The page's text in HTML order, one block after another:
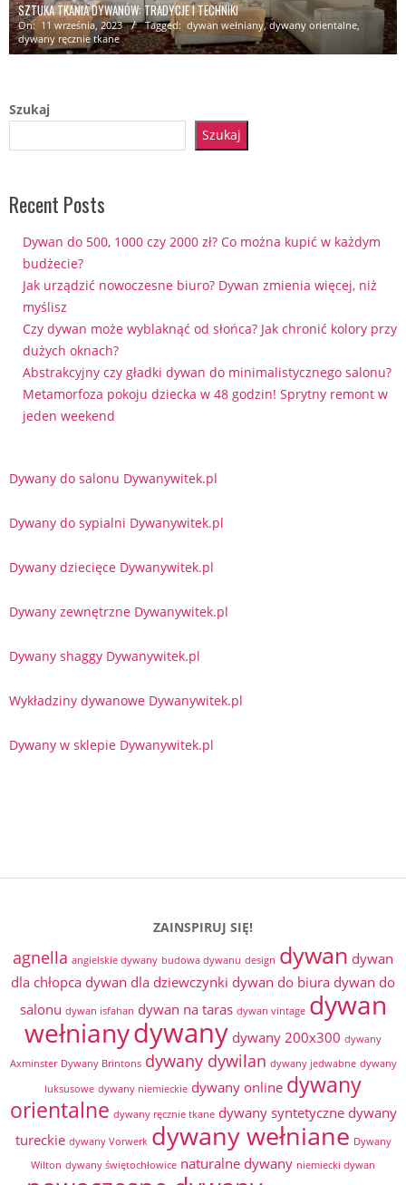
SZTUKA TKANIA DYWANÓW: TRADYCJE I TECHNIKI
On: 11 września, 2023 Tagged: dywan wełniany,dywany orientalne
dywany ręcznie tkane
Szukaj
Szukaj
Recent Posts
Dywan do 500, 1000 czy 2000 zł? Co można kupić w każdym
budżecie?
Jak urządzić nowoczesne biuro? Dywan zmienia więcej, niż
myślisz
Czy dywan może wyblaknąć od słońca? Jak chronić kolory przy
dużych oknach?
Abstrakcyjny czy gładki dywan do minimalistycznego salonu?
Metamorfoza pokoju dziecka w 48 godzin! Sprytny remont w
jeden weekend
Dywany do salonu Dywanywitek.pl
Dywany do sypialni Dywanywitek.pl
Dywany dziecięce Dywanywitek.pl
Dywany zewnętrzne Dywanywitek.pl
Dywany shaggy Dywanywitek.pl
Wykładziny dywanowe Dywanywitek.pl
Dywany w sklepie Dywanywitek.pl
ZAINSPIRUJ SIĘ!
agnella angielskie dywany budowa dywanu design dywan dywan
dla chłopca dywan dla dziewczynki dywan do biura dywan do
salonu dywan isfahan dywan na taras dywan vintage dywan
wełnianydywany dywany 200x300 dywany
Axminster Dywany Brintons dywany dywilan dywany jedwabne dywany
luksusowe dywany niemieckie dywany online dywany
orientalne dywany ręcznie tkane dywany syntetyczne dywany
tureckie dywany Vorwerk dywany wełniane Dywany
Wilton dywany świętochłowice naturalne dywany niemiecki dywan